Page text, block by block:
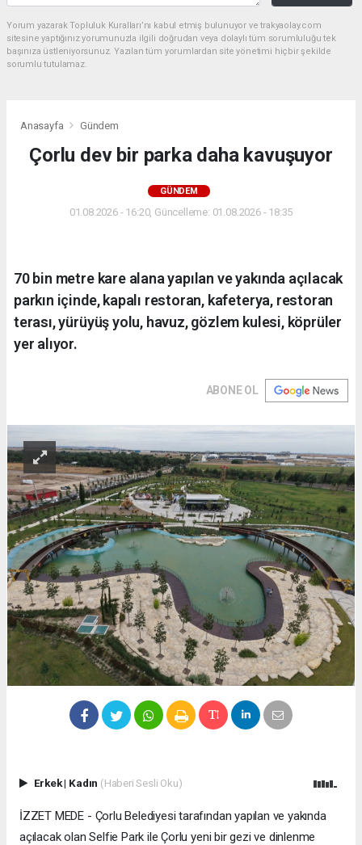
Yorum yazarak Topluluk Kuralları’nı kabul etmiş bulunuyor ve trakyaolay.com
sitesine yaptığınız yorumunuzla ilgili doğrudan veya dolaylı tüm sorumluluğu tek
başınıza üstleniyorsunuz. Yazılan tüm yorumlardan site yönetimi hiçbir şekilde
sorumlu tutulamaz.
Anasayfa Gündem
Çorlu dev bir parka daha kavuşuyor
GÜNDEM
01.08.2026 - 16:20, Güncelleme: 01.08.2026 - 18:35
70 bin metre kare alana yapılan ve yakında açılacak
parkın içinde, kapalı restoran, kafeterya, restoran
terası, yürüyüş yolu, havuz, gözlem kulesi, köprüler
yer alıyor.
ABONE OL
Erkek| Kadın (Haberi Sesli Oku)
İZZET MEDE - Çorlu Belediyesi tarafından yapılan ve yakında
açılacak olan Selfie Park ile Çorlu yeni bir gezi ve dinlenme